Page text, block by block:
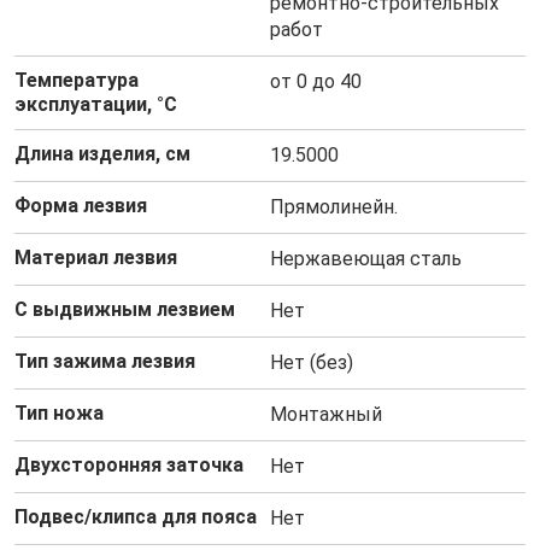
работ
Температура
эксплуатации, °C
от 0 до 40
Длина изделия, см 19.5000
Форма лезвия Прямолинейн.
Материал лезвия Нержавеющая сталь
С выдвижным лезвием Нет
Тип зажима лезвия Нет (без)
Тип ножа Монтажный
Двухсторонняя заточка Нет
Подвес/клипса для пояса Нет